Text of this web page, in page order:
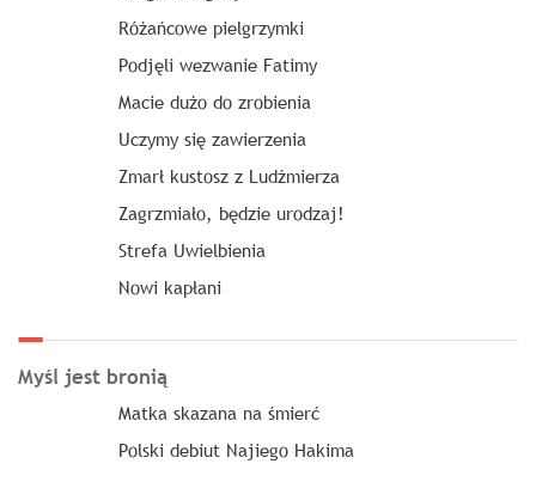
Różańcowe pielgrzymki
Podjęli wezwanie Fatimy
Macie dużo do zrobienia
Uczymy się zawierzenia
Zmarł kustosz z Ludźmierza
Zagrzmiało, będzie urodzaj!
Strefa Uwielbienia
Nowi kapłani
Myśl jest bronią
Matka skazana na śmierć
Polski debiut Najiego Hakima